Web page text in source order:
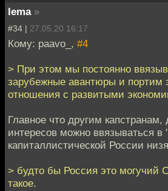
lema »
#34 | 27.05.20 16:17
Кому: paavo_, #4
> При этом мы постоянно
зарубежные авантюры и портим
отношения с развитыми
Главное что другим капстранам,
интересов можно ввязываться
капиталлистической России
> будто бы Россия это могучий
такое.